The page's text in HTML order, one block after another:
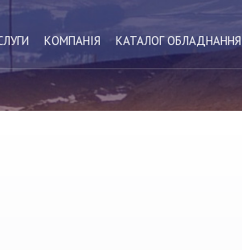
КОМПАНІЯ КАТАЛОГ ОБЛАДНАННЯ